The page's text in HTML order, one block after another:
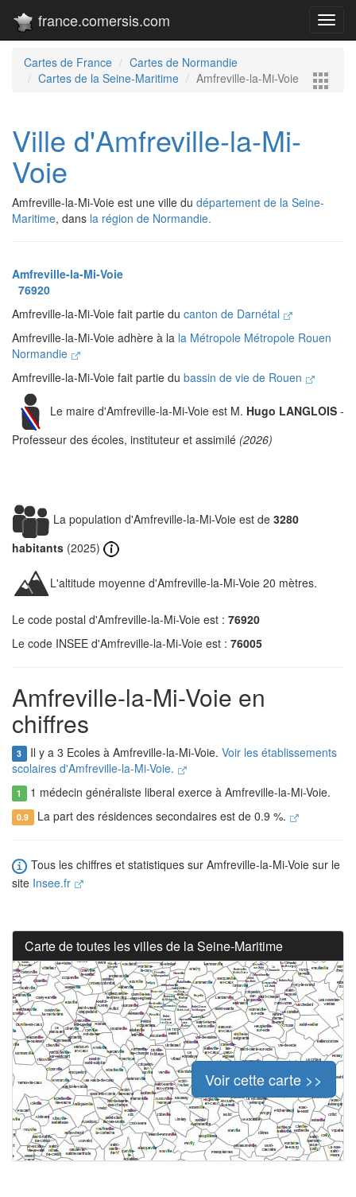
france.comersis.com
Cartes de France
Cartes de Normandie
Cartes de la Seine-Maritime
Amfreville-la-Mi-Voie
Ville d'Amfreville-la-Mi-
Voie
Amfreville-la-Mi-Voie est une ville du département de la Seine-
Maritime, dans la région de Normandie.
Amfreville-la-Mi-Voie
76920
Amfreville-la-Mi-Voie fait partie du canton de Darnétal
Amfreville-la-Mi-Voie adhère à la la Métropole Métropole Rouen
Normandie
Amfreville-la-Mi-Voie fait partie du bassin de vie de Rouen
Le maire d'Amfreville-la-Mi-Voie est M. Hugo LANGLOIS -
Professeur des écoles, instituteur et assimilé (2026)
La population d'Amfreville-la-Mi-Voie est de 3280
habitants (2025)
L'altitude moyenne d'Amfreville-la-Mi-Voie 20 mètres.
Le code postal d'Amfreville-la-Mi-Voie est : 76920
Le code INSEE d'Amfreville-la-Mi-Voie est : 76005
Amfreville-la-Mi-Voie en
chiffres
3 Il y a 3 Ecoles à Amfreville-la-Mi-Voie. Voir les établissements
scolaires d'Amfreville-la-Mi-Voie.
1 1 médecin généraliste liberal exerce à Amfreville-la-Mi-Voie.
0.9 La part des résidences secondaires est de 0.9 %.
Tous les chiffres et statistiques sur Amfreville-la-Mi-Voie sur le
site Insee.fr
Carte de toutes les villes de la Seine-Maritime
Voir cette carte >>